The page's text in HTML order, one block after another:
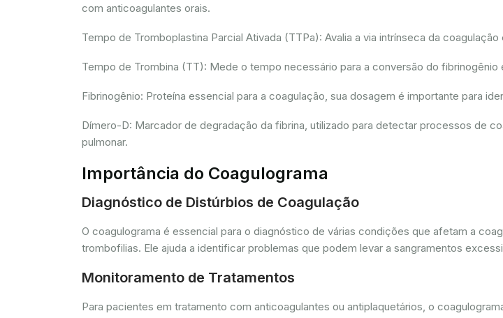
com anticoagulantes orais.
Tempo de Tromboplastina Parcial Ativada (TTPa): Avalia a via intrínseca da
Tempo de Trombina (TT): Mede o tempo necessário para a conversão do
Fibrinogênio: Proteína essencial para a coagulação, sua dosagem é importante para
Dímero-D: Marcador de degradação da fibrina, utilizado para detectar processos de
pulmonar.
Importância do Coagulograma
Diagnóstico de Distúrbios de Coagulação
O coagulograma é essencial para o diagnóstico de várias condições que afetam a
trombofilias. Ele ajuda a identificar problemas que podem levar a sangramentos
Monitoramento de Tratamentos
Para pacientes em tratamento com anticoagulantes ou antiplaquetários, o